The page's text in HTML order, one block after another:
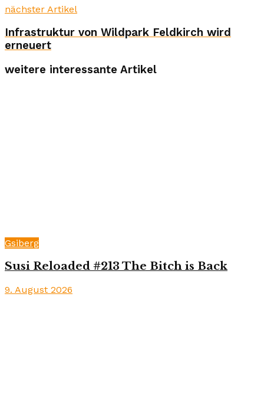
nächster Artikel
Infrastruktur von Wildpark Feldkirch wird
erneuert
weitere interessante Artikel
Gsiberg
Susi Reloaded #213 The Bitch is Back
9. August 2026